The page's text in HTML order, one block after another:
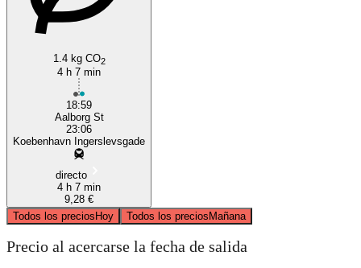
1.4 kg CO2
4 h 7 min
18:59
Aalborg St
23:06
Koebenhavn Ingerslevsgade
directo
4 h 7 min
9,28 €
Todos los preciosHoy Todos los preciosMañana
Precio al acercarse la fecha de salida